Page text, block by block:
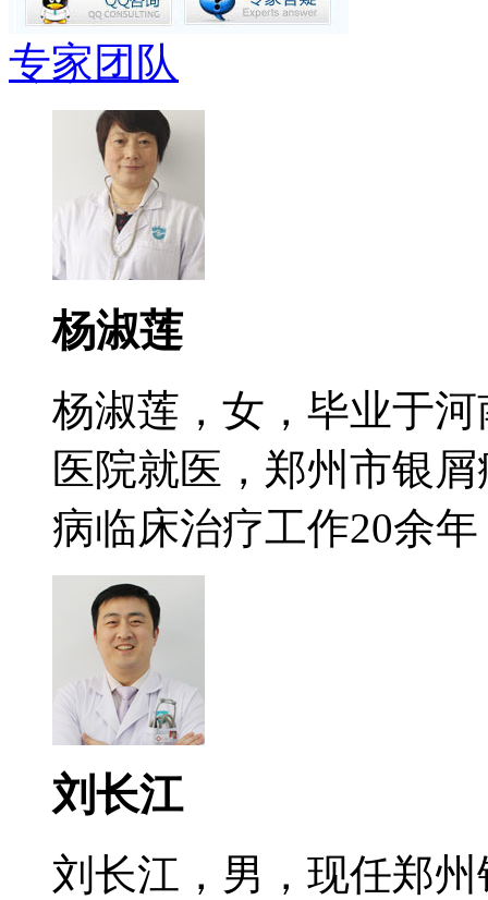
专家团队
杨淑莲
杨淑莲，女，毕业于
医院就医，郑州市银
病临床治疗工作20余
刘长江
刘长江，男，现任郑